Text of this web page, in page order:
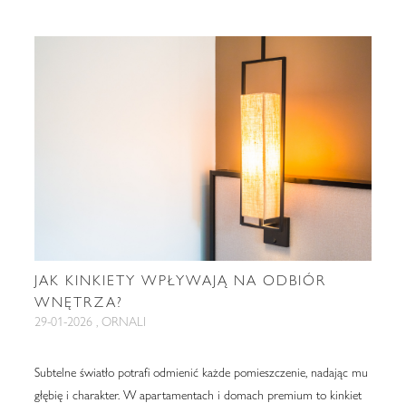
JAK KINKIETY WPŁYWAJĄ NA ODBIÓR
WNĘTRZA?
29-01-2026 , ORNALI
Subtelne światło potrafi odmienić każde pomieszczenie, nadając mu
głębię i charakter. W apartamentach i domach premium to kinkiet